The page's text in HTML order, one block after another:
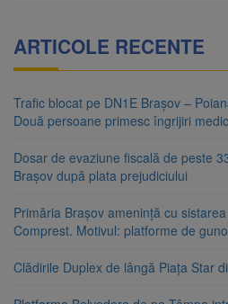
ARTICOLE RECENTE
Trafic blocat pe DN1E Brașov –
Două persoane primesc îngrijiri
Dosar de evaziune fiscală de peste
Brașov după plata prejudiciului
Primăria Brașov amenință cu
Comprest. Motivul: platforme de
Clădirile Duplex de lângă Piața Star